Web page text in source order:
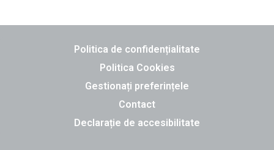
Politica de confidențialitate
Politica Cookies
Gestionați preferințele
Contact
Declarație de accesibilitate